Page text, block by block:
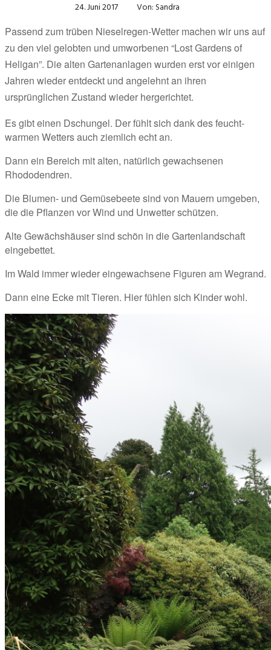
24. Juni 2017
Von: Sandra
Passend zum trüben Nieselregen-Wetter machen wir uns auf
zu den viel gelobten und umworbenen “Lost Gardens of
Heligan”. Die alten Gartenanlagen wurden erst vor einigen
Jahren wieder entdeckt und angelehnt an ihren
ursprünglichen Zustand wieder hergerichtet.
Es gibt einen Dschungel. Der fühlt sich dank des feucht-
warmen Wetters auch ziemlich echt an.
Dann ein Bereich mit alten, natürlich gewachsenen
Rhododendren.
Die Blumen- und Gemüsebeete sind von Mauern umgeben,
die die Pflanzen vor Wind und Unwetter schützen.
Alte Gewächshäuser sind schön in die Gartenlandschaft
eingebettet.
Im Wald immer wieder eingewachsene Figuren am Wegrand.
Dann eine Ecke mit Tieren. Hier fühlen sich Kinder wohl.